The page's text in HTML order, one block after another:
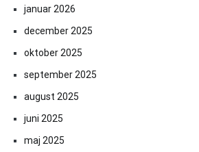
januar 2026
december 2025
oktober 2025
september 2025
august 2025
juni 2025
maj 2025